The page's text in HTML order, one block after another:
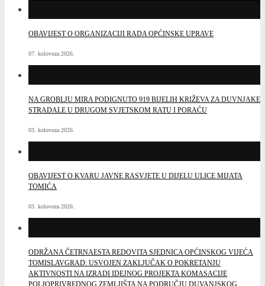
OBAVIJEST O ORGANIZACIJI RADA OPĆINSKE UPRAVE
07. kolovoza 2026.
NA GROBLJU MIRA PODIGNUTO 919 BIJELIH KRIŽEVA ZA DUVNJAKE
STRADALE U DRUGOM SVJETSKOM RATU I PORAĆU
03. kolovoza 2026.
OBAVIJEST O KVARU JAVNE RASVJETE U DIJELU ULICE MIJATA
TOMIĆA
03. kolovoza 2026.
ODRŽANA ČETRNAESTA REDOVITA SJEDNICA OPĆINSKOG VIJEĆA
TOMISLAVGRAD: USVOJEN ZAKLJUČAK O POKRETANJU
AKTIVNOSTI NA IZRADI IDEJNOG PROJEKTA KOMASACIJE
POLJOPRIVREDNOG ZEMLJIŠTA NA PODRUČJU DUVANJSKOG